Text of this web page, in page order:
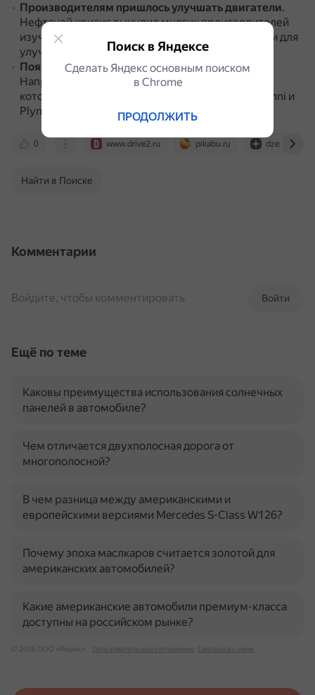
Производителям пришлось улучшать двигатели.
Нефтяной кризис вынудил многих производителей
изучить возможность принудительной индукции для
улучшения своих двигателей.
Появились автомобили с передним приводом
Например, платформы Chrysler L, архитектура
которой была впервые применена в моделях Omni и
Plymouth Horizon.
0 www.drive2.ru pikabu.ru dzen.ru
Найти в Поиске
Комментарии
Войти
Войдите, чтобы комментировать
Ещё по теме
Каковы преимущества использования солнечных
панелей в автомобиле?
Чем отличается двухполосная дорога от
многополосной?
В чем разница между американскими и
европейскими версиями Mercedes S-Class W126?
Почему эпоха маслкаров считается золотой для
американских автомобилей?
Какие американские автомобили премиум-класса
доступны на российском рынке?
© 2026 ООО «Яндекс» Пользовательское соглашение Связаться с нами
Поиск в Яндексе
Сделать Яндекс основным поиском
в Сhrome
ПРОДОЛЖИТЬ